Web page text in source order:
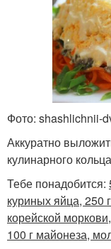
Фото: shashlichnii-
Аккуратно
кулинарного
Тебе понадобится:
куриных яйца, 250
корейской
100 г майонеза,